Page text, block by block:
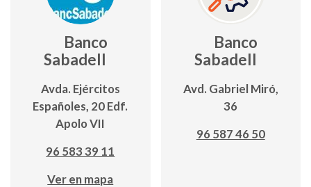
Banco
Sabadell
Avda. Ejércitos
Españoles, 20 Edf.
Apolo VII
96 583 39 11
Ver en mapa
Banco
Sabadell
Avd. Gabriel Miró,
36
96 587 46 50